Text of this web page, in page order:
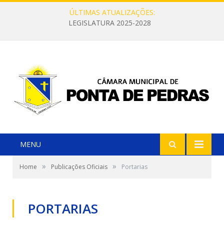
ÚLTIMAS ATUALIZAÇÕES:
LEGISLATURA 2025-2028
MENU
Home » Publicações Oficiais » Portarias
PORTARIAS